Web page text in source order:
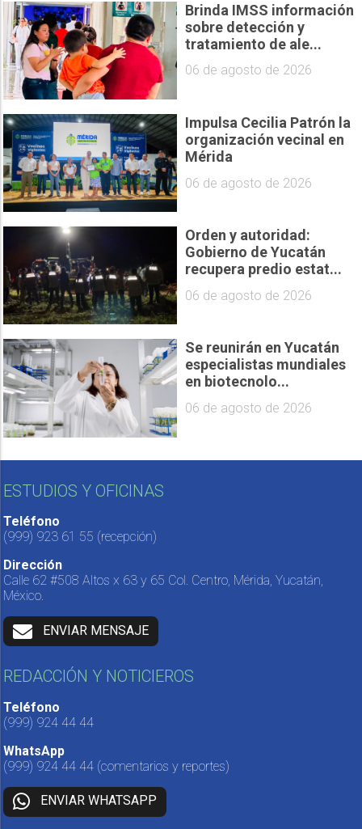
Brinda IMSS información
sobre detección y
tratamiento de ale...
06 de agosto de 2026
Impulsa Cecilia Patrón la
organización vecinal en
Mérida
06 de agosto de 2026
Orden y autoridad:
Gobierno de Yucatán
recupera predio estat...
06 de agosto de 2026
Se reunirán en Yucatán
especialistas mundiales
en biotecnolo...
06 de agosto de 2026
ESTUDIOS Y OFICINAS
Teléfono
(999) 923 61 55 (recepción)
Dirección
Calle 62 #508 Altos x 63 y 65 Col. Centro, Mérida, Yucatán,
México.
ENVIAR MENSAJE
REDACCIÓN Y NOTICIEROS
Teléfono
(999) 924 44 44
WhatsApp
(999) 924 44 44 (comentarios y reportes)
ENVIAR WHATSAPP